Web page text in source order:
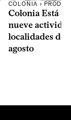
COLONIA ›
Colonia Está
nueve
localidades del
agosto